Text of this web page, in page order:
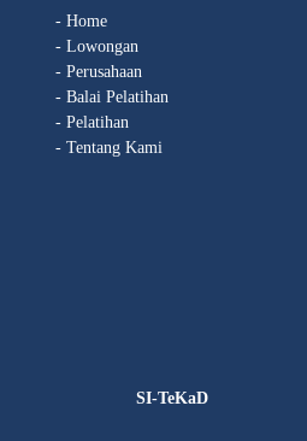
- Home
- Lowongan
- Perusahaan
- Balai Pelatihan
- Pelatihan
- Tentang Kami
SI-TeKaD